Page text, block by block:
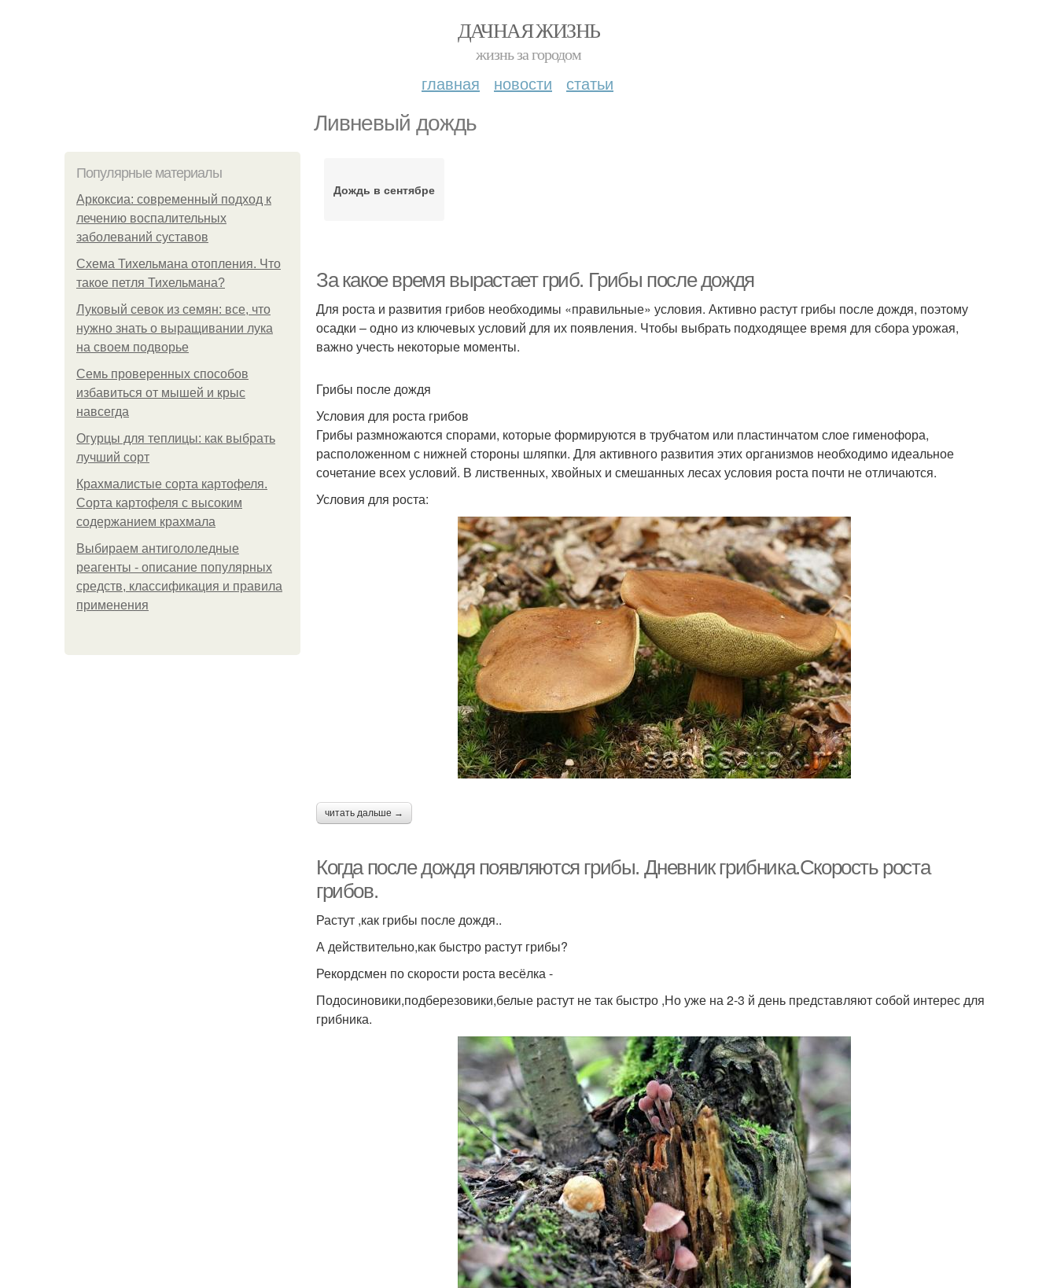
ДАЧНАЯ ЖИЗНЬ
жизнь за городом
главная новости статьи
Ливневый дождь
Популярные материалы
Аркоксиа: современный подход к
лечению воспалительных
заболеваний суставов
Схема Тихельмана отопления. Что
такое петля Тихельмана?
Луковый севок из семян: все, что
нужно знать о выращивании лука
на своем подворье
Семь проверенных способов
избавиться от мышей и крыс
навсегда
Огурцы для теплицы: как выбрать
лучший сорт
Крахмалистые сорта картофеля.
Сорта картофеля с высоким
содержанием крахмала
Выбираем антигололедные
реагенты - описание популярных
средств, классификация и правила
применения
Дождь в сентябре
За какое время вырастает гриб. Грибы после дождя
Для роста и развития грибов необходимы «правильные» условия. Активно растут грибы после дождя, поэтому
осадки – одно из ключевых условий для их появления. Чтобы выбрать подходящее время для сбора урожая,
важно учесть некоторые моменты.
Грибы после дождя
Условия для роста грибов
Грибы размножаются спорами, которые формируются в трубчатом или пластинчатом слое гименофора,
расположенном с нижней стороны шляпки. Для активного развития этих организмов необходимо идеальное
сочетание всех условий. В лиственных, хвойных и смешанных лесах условия роста почти не отличаются.
Условия для роста:
читать дальше →
Когда после дождя появляются грибы. Дневник грибника.Скорость роста
грибов.
Растут ,как грибы после дождя..
А действительно,как быстро растут грибы?
Рекордсмен по скорости роста весёлка -
Подосиновики,подберезовики,белые растут не так быстро ,Но уже на 2-3 й день представляют собой интерес для
грибника.